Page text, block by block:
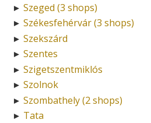
► Szeged (3 shops)
► Székesfehérvár (3 shops)
► Szekszárd
► Szentes
► Szigetszentmiklós
► Szolnok
► Szombathely (2 shops)
► Tata